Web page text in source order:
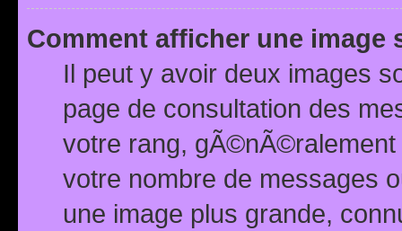
Comment afficher une image
Il peut y avoir deux images
page de consultation des
votre rang,
votre nombre de messages
une image plus grande,